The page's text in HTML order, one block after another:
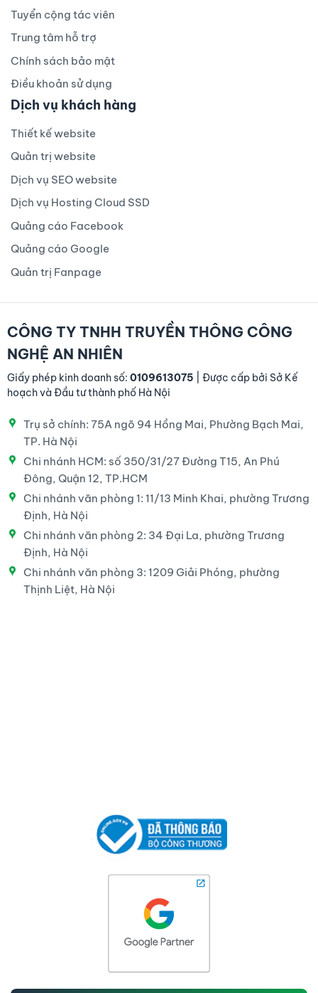
Tuyển cộng tác viên
Trung tâm hỗ trợ
Chính sách bảo mật
Điều khoản sử dụng
Dịch vụ khách hàng
Thiết kế website
Quản trị website
Dịch vụ SEO website
Dịch vụ Hosting Cloud SSD
Quảng cáo Facebook
Quảng cáo Google
Quản trị Fanpage
CÔNG TY TNHH TRUYỀN THÔNG CÔNG
NGHỆ AN NHIÊN
Giấy phép kinh doanh số: 0109613075 | Được cấp bởi Sở Kế
hoạch và Đầu tư thành phố Hà Nội
Trụ sở chính: 75A ngõ 94 Hồng Mai, Phường Bạch Mai,
TP. Hà Nội
Chi nhánh HCM: số 350/31/27 Đường T15, An Phú
Đông, Quận 12, TP.HCM
Chi nhánh văn phòng 1: 11/13 Minh Khai, phường Trương
Định, Hà Nội
Chi nhánh văn phòng 2: 34 Đại La, phường Trương
Định, Hà Nội
Chi nhánh văn phòng 3: 1209 Giải Phóng, phường
Thịnh Liệt, Hà Nội